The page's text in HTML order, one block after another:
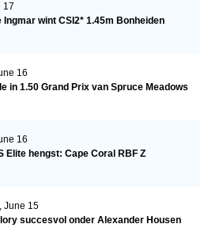
17
Ingmar wint CSI2* 1.45m Bonheiden
16
in 1.50 Grand Prix van Spruce Meadows
16
Elite hengst: Cape Coral RBF Z
June 15
succesvol onder Alexander Housen